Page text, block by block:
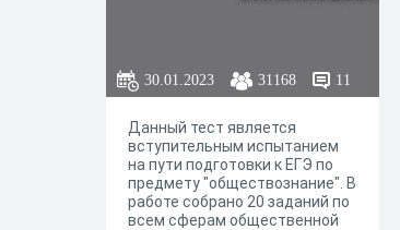
30.01.2023 31168 11
Данный тест является
вступительным испытанием
на пути подготовки к ЕГЭ по
предмету "обществознание". В
работе собрано 20 заданий по
всем сферам общественной